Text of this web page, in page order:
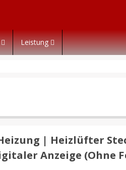
Leistung
| Heizlüfter
Anzeige (Ohne